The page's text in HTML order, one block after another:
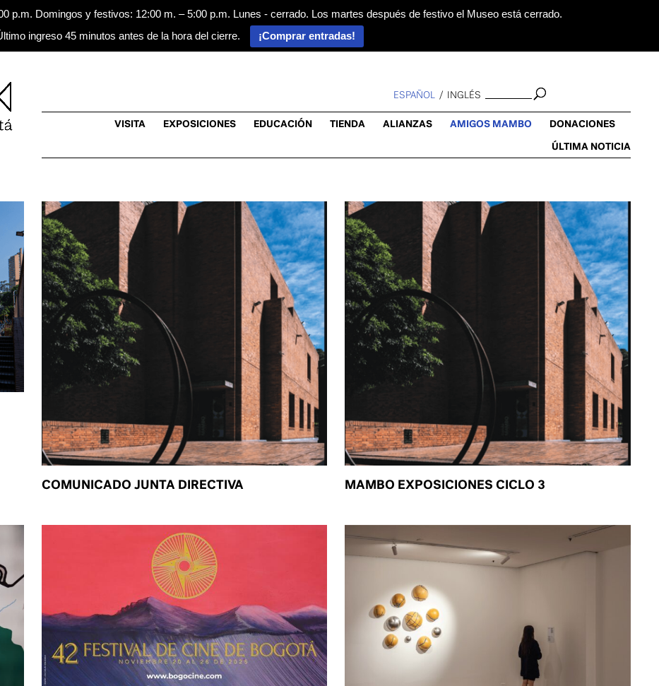
p.m. Domingos y festivos: 12:00 m. – 5:00 p.m. Lunes - cerrado. Los martes después de festivo el Museo está cerrado.
ingreso 45 minutos antes de la hora del cierre.
¡Comprar entradas!
ESPAÑOL INGLÉS
VISITA EXPOSICIONES EDUCACIÓN TIENDA ALIANZAS AMIGOS MAMBO
DONACIONES
ÚLTIMA NOTICIA
COMUNICADO JUNTA DIRECTIVA MAMBO EXPOSICIONES CICLO 3